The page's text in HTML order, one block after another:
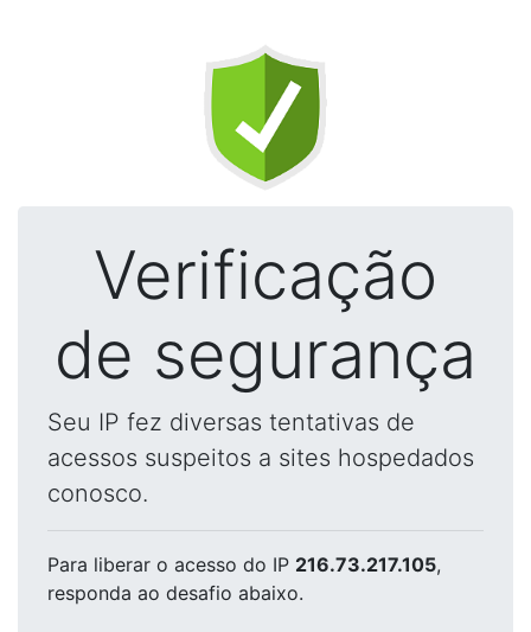
Verificação
de segurança
Seu IP fez diversas tentativas de
acessos suspeitos a sites hospedados
conosco.
Para liberar o acesso do IP 216.73.217.105,
responda ao desafio abaixo.